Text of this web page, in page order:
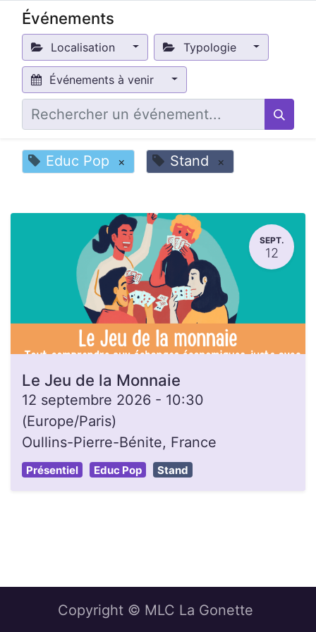
Événements
Localisation Typologie
Événements à venir
Educ Pop × Stand ×
SEPT.
12
Le Jeu de la Monnaie
12 septembre 2026 - 10:30
(Europe/Paris)
Oullins-Pierre-Bénite, France
Présentiel Educ Pop Stand
Copyright © MLC La Gonette